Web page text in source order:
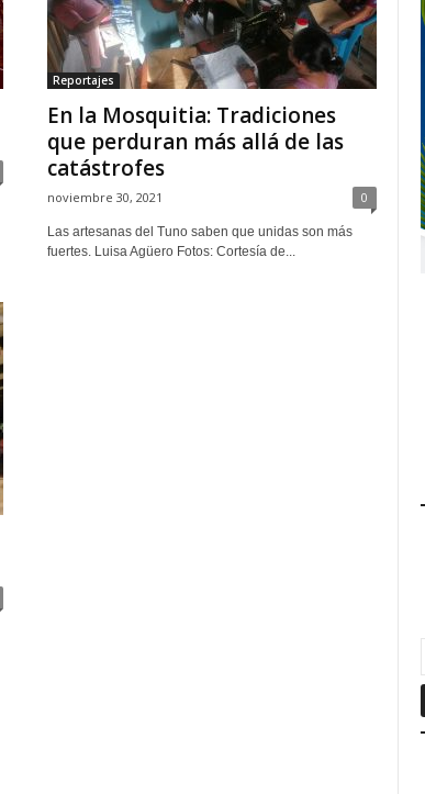
Reportajes
En la Mosquitia: Tradiciones
que perduran más allá de las
catástrofes
noviembre 30, 2021 0
Las artesanas del Tuno saben que unidas son más
fuertes. Luisa Agüero Fotos: Cortesía de...